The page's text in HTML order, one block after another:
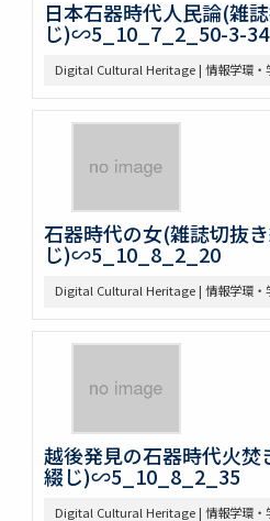
日本石器時代人民論(雑
じ)∽5_10_7_2_50-3-34
Digital Cultural Heritage | 情報学環・
石器時代の女(雑誌切抜
じ)∽5_10_8_2_20
Digital Cultural Heritage | 情報学環・
越後発見の石器時代火焚
綴じ)∽5_10_8_2_35
Digital Cultural Heritage | 情報学環・